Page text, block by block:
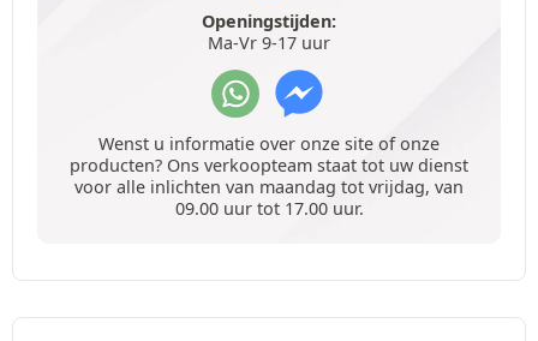
Openingstijden:
Ma-Vr 9-17 uur
Wenst u informatie over onze site of onze
producten? Ons verkoopteam staat tot uw dienst
voor alle inlichten van maandag tot vrijdag, van
09.00 uur tot 17.00 uur.